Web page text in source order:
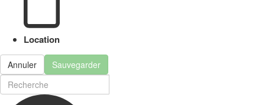
Location
Annuler Sauvegarder